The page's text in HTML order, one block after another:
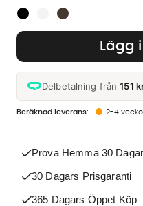
Lägg
Delbetalning från151
2-4
Finns även i dessa färger:
Prova Hemma 30 Dagar
30 Dagars Prisgaranti
365 Dagars Öppet Köp